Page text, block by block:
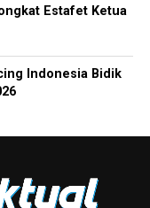
Estafet Ketua
Indonesia Bidik